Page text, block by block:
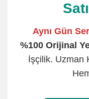
Aynı Gün
%100 Orijinal
İşçilik. Uzman